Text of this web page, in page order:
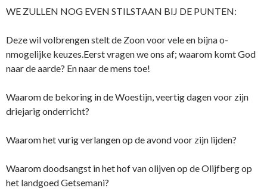
WE ZULLEN NOG EVEN STILSTAAN BIJ DE PUNTEN:
Deze wil volbrengen stelt de Zoon voor vele en bijna o­
nmogelijke keuzes.Eerst vragen we o­ns af; waarom komt God
naar de aarde? En naar de mens toe!
Waarom de bekoring in de Woestijn, veertig dagen voor zijn
driejarig o­nderricht?
Waarom het vurig verlangen op de avond voor zijn lijden?
Waarom doodsangst in het hof van olijven op de Olijfberg op
het landgoed Getsemani?